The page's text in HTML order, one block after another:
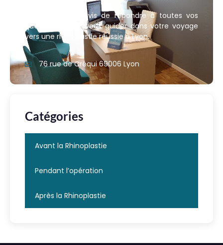
Nous sommes ravis de répondre à toutes vos
questions et de vous guider dans votre voyage
vers une rhinoplastie réussie à Lyon.
76 rue de Créqui 69006 Lyon
Catégories
Avant la Rhinoplastie
Pendant l’opération
Après la Rhinoplastie